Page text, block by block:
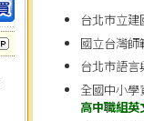
台北市立
國立台灣
台北市語
全國中小
高中職組英